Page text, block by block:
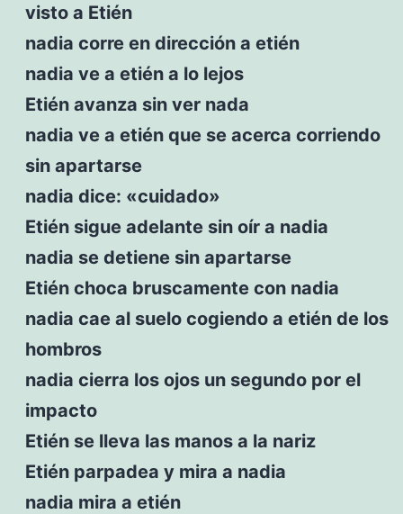
visto a Etién
nadia corre en dirección a etién
nadia ve a etién a lo lejos
Etién avanza sin ver nada
nadia ve a etién que se acerca corriendo
sin apartarse
nadia dice: «cuidado»
Etién sigue adelante sin oír a nadia
nadia se detiene sin apartarse
Etién choca bruscamente con nadia
nadia cae al suelo cogiendo a etién de los
hombros
nadia cierra los ojos un segundo por el
impacto
Etién se lleva las manos a la nariz
Etién parpadea y mira a nadia
nadia mira a etién